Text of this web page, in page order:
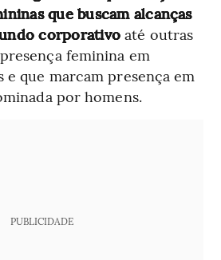
que buscam alcanças
corporativo até outras
feminina em
e que marcam presença em
por homens.
PUBLICIDADE